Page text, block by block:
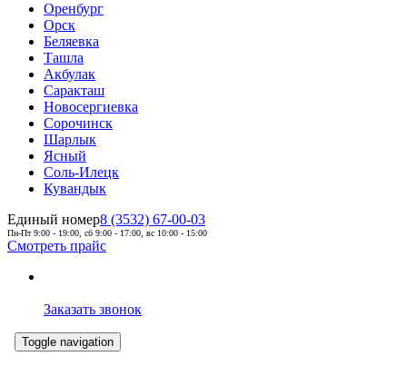
Оренбург
Орск
Беляевка
Ташла
Акбулак
Саракташ
Новосергиевка
Сорочинск
Шарлык
Ясный
Соль-Илецк
Кувандык
Единый номер8 (3532) 67-00-03
Пн-Пт 9:00 - 19:00, сб 9:00 - 17:00, вс 10:00 - 15:00
Смотреть прайс
Заказать звонок
Toggle navigation